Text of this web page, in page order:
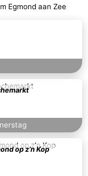
Egmond aan Zee
op z’n Kop